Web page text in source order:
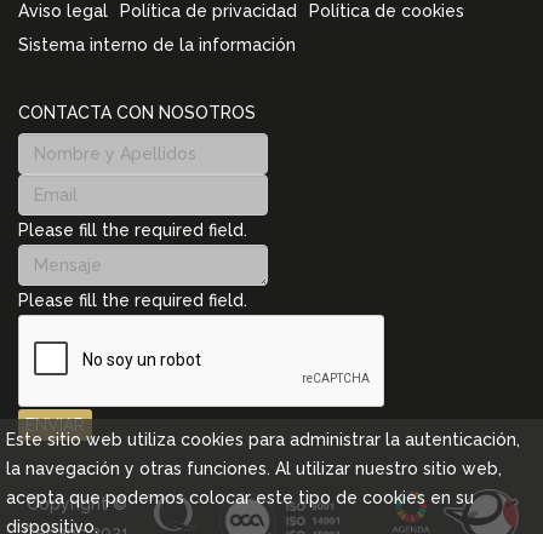
Aviso legal Política de privacidad
Política de cookies
Sistema interno de la información
CONTACTA CON NOSOTROS
Please fill the required field.
Please fill the required field.
ENVIAR
Copyright ©
Este sitio web utiliza cookies para administrar la autenticación,
la navegación y otras funciones. Al utilizar nuestro sitio web,
acepta que podemos colocar este tipo de cookies en su
dispositivo.